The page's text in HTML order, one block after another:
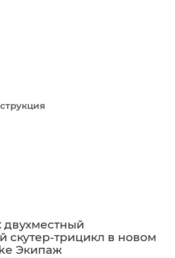
двухместный
скутер-трицикл в новом
Экипаж